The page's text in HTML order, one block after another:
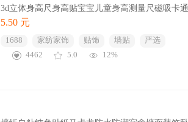
3d立体身高尺身高贴宝宝儿童身高测量尺磁吸卡
5.50 元
1688 家纺家饰 贴饰 墙贴
严选
4462
5.0 12%